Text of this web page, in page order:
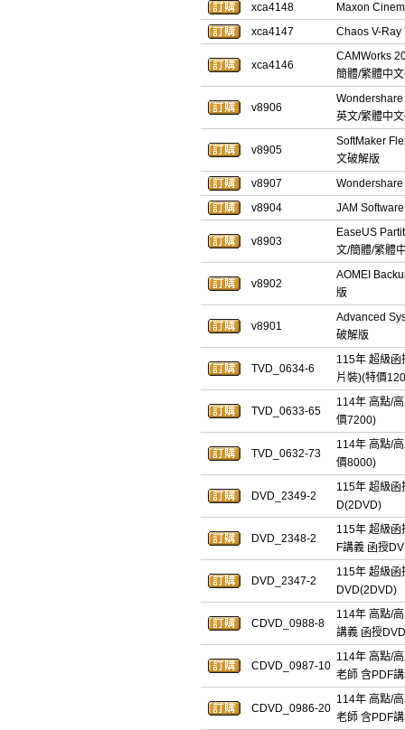
xca4148
Maxon
xca4147
Chaos V-Ray
xca4146
CAMWorks
簡體/繁體中
v8906
英文/繁體中
v8905
SoftMaker
文破解版
v8907
v8904
JAM
v8903
EaseUS
文/簡體/繁體
v8902
AOMEI
版
v8901
Advanced
破解版
TVD_0634-6
115年 超級函
片裝)(特價
TVD_0633-65
114年 高點/
價7200)
TVD_0632-73
114年 高點/
價8000)
DVD_2349-2
115年 超級函
D(2DVD)
DVD_2348-2
115年 超級函
F講義 函授
DVD_2347-2
115年 超級函
DVD(2DVD)
CDVD_0988-8
114年 高點/
講義 函授
CDVD_0987-10
114年 高點/
老師 含PDF
CDVD_0986-20
114年 高點/
老師 含PDF